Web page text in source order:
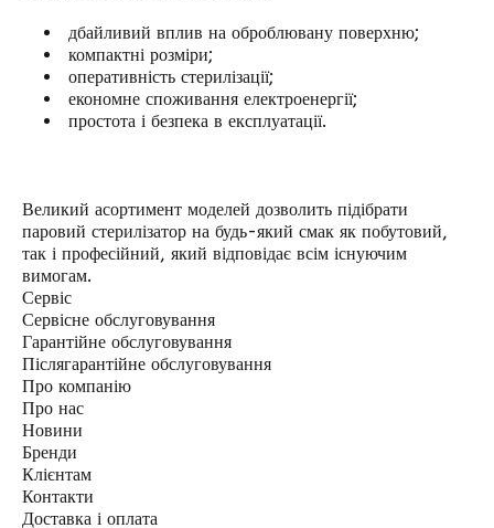
дбайливий вплив на оброблювану поверхню;
компактні розміри;
оперативність стерилізації;
економне споживання електроенергії;
простота і безпека в експлуатації.
Великий асортимент моделей дозволить підібрати
паровий стерилізатор на будь-який смак як побутовий,
так і професійний, який відповідає всім існуючим
вимогам.
Сервіс
Сервісне обслуговування
Гарантійне обслуговування
Післягарантійне обслуговування
Про компанію
Про нас
Новини
Бренди
Клієнтам
Контакти
Доставка і оплата